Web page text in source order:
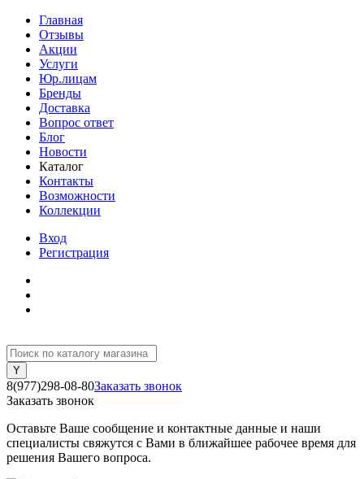
Главная
Отзывы
Акции
Услуги
Юр.лицам
Бренды
Доставка
Вопрос ответ
Блог
Новости
Каталог
Контакты
Возможности
Коллекции
Вход
Регистрация
8(977)298-08-80Заказать звонок
Заказать звонок
Оставьте Ваше сообщение и контактные данные и наши
специалисты свяжутся с Вами в ближайшее рабочее время для
решения Вашего вопроса.